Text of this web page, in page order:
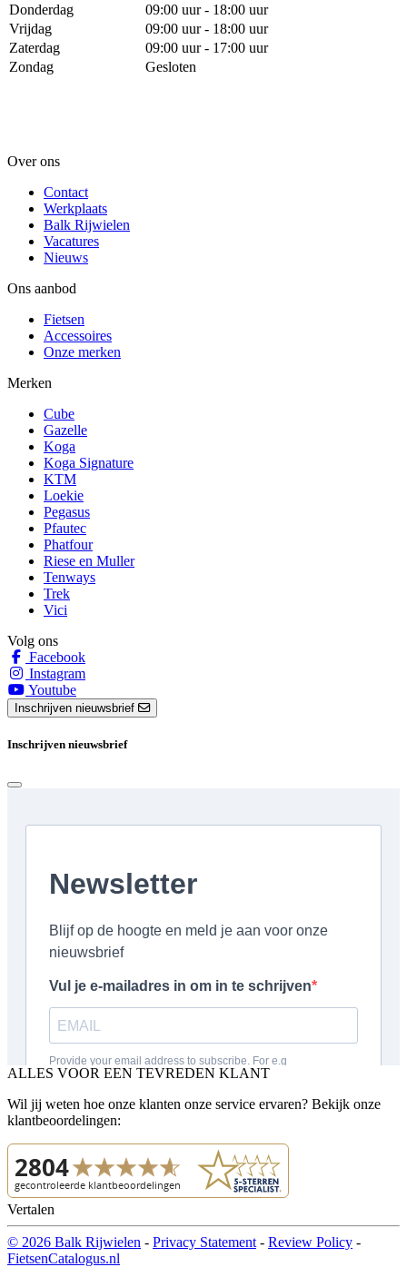
Donderdag
09:00 uur - 18:00 uur
Vrijdag
09:00 uur - 18:00 uur
Zaterdag
09:00 uur - 17:00 uur
Zondag
Gesloten
Over ons
Contact
Werkplaats
Balk Rijwielen
Vacatures
Nieuws
Ons aanbod
Fietsen
Accessoires
Onze merken
Merken
Cube
Gazelle
Koga
Koga Signature
KTM
Loekie
Pegasus
Pfautec
Phatfour
Riese en Muller
Tenways
Trek
Vici
Volg ons
Facebook
Instagram
Youtube
Inschrijven nieuwsbrief
Inschrijven nieuwsbrief
ALLES VOOR EEN TEVREDEN KLANT
Wil jij weten hoe onze klanten onze service ervaren? Bekijk onze
klantbeoordelingen:
Vertalen
© 2026 Balk Rijwielen - Privacy Statement - Review Policy -
FietsenCatalogus.nl